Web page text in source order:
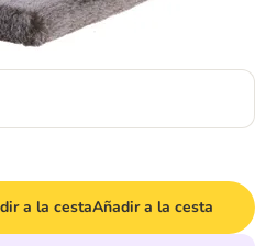
a la cestaAñadir a la cesta